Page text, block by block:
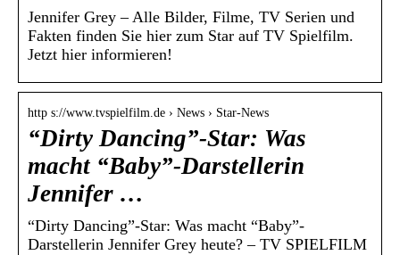
Jennifer Grey – Alle Bilder, Filme, TV Serien und
Fakten finden Sie hier zum Star auf TV Spielfilm.
Jetzt hier informieren!
http s://www.tvspielfilm.de › News › Star-News
“Dirty Dancing”-Star: Was
macht “Baby”-Darstellerin
Jennifer …
“Dirty Dancing”-Star: Was macht “Baby”-
Darstellerin Jennifer Grey heute? – TV SPIELFILM